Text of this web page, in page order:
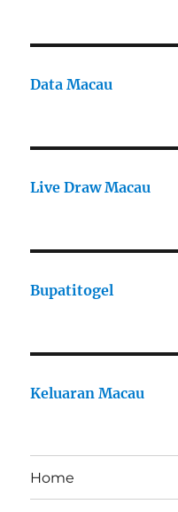
Data Macau
Live Draw Macau
Bupatitogel
Keluaran Macau
Home